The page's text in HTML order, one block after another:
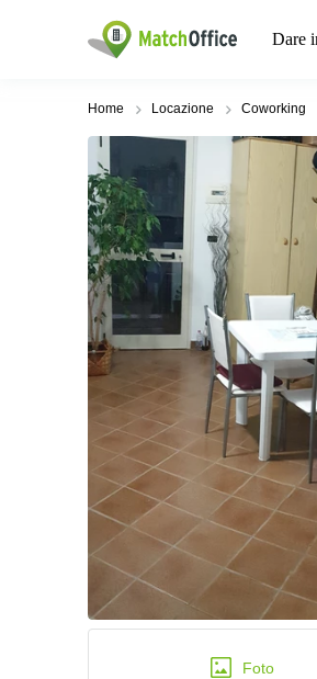
Dare
Home Locazione Coworking
Foto